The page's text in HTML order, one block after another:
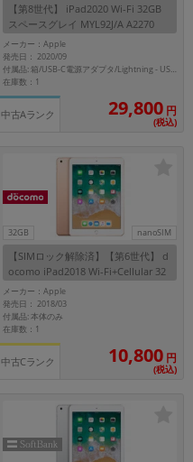
【第8世代】 iPad2020 Wi-Fi 32GB
スペースグレイ MYL92J/A A2270
メーカー：Apple
発売日： 2020/09
付属品: 箱/USB-C電源アダプタ/Lightning - USB-Cケーブル/マニュアル
在庫数：1
中古Aランク 29,800 円
(税込)
32GB nanoSIM
【SIMロック解除済】【第6世代】 d
ocomo iPad2018 Wi-Fi+Cellular 32
GB ゴールド MRM02J/A A1954
メーカー：Apple
発売日： 2018/03
付属品: 本体のみ
在庫数：1
中古Cランク 10,800 円
(税込)